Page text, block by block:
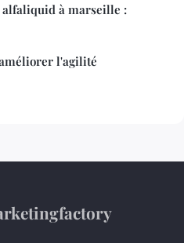
à marseille :
l'agilité